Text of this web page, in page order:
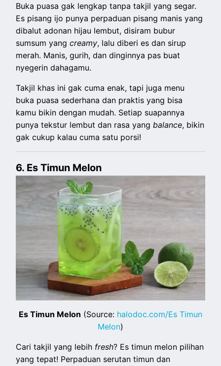
Buka puasa gak lengkap tanpa takjil yang segar.
Es pisang ijo punya perpaduan pisang manis yang
dibalut adonan hijau lembut, disiram bubur
sumsum yangcreamy, lalu diberi es dan sirup
merah. Manis, gurih, dan dinginnya pas buat
nyegerin dahagamu.
Takjil khas ini gak cuma enak, tapi juga menu
buka puasa sederhana dan praktis yang bisa
kamu bikin dengan mudah. Setiap suapannya
punya tekstur lembut dan rasa yang balance, bikin
gak cukup kalau cuma satu porsi!
6. Es Timun Melon
Es Timun Melon (Source: halodoc.com/Es Timun
Melon)
Cari takjil yang lebih fresh? Es timun melon pilihan
yang tepat! Perpaduan serutan timun dan